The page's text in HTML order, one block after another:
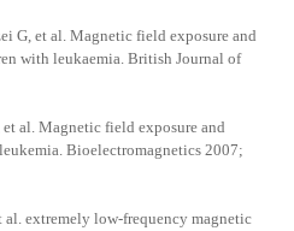
G, et al. Magnetic field exposure and
with leukaemia. British Journal of
al. Magnetic field exposure and
Bioelectromagnetics 2007;
al. extremely low-frequency magnetic